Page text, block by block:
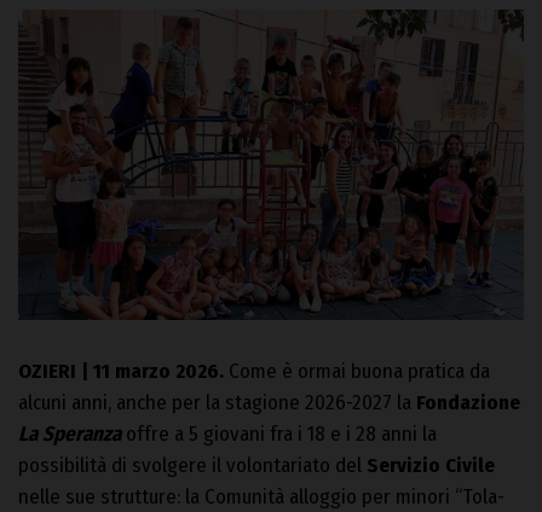
OZIERI | 11 marzo 2026. Come è ormai buona pratica da
alcuni anni, anche per la stagione 2026-2027 la Fondazione
La Speranzaoffre a 5 giovani fra i 18 e i 28 anni la
possibilità di svolgere il volontariato del Servizio Civile
nelle sue strutture: la Comunità alloggio per minori “Tola-